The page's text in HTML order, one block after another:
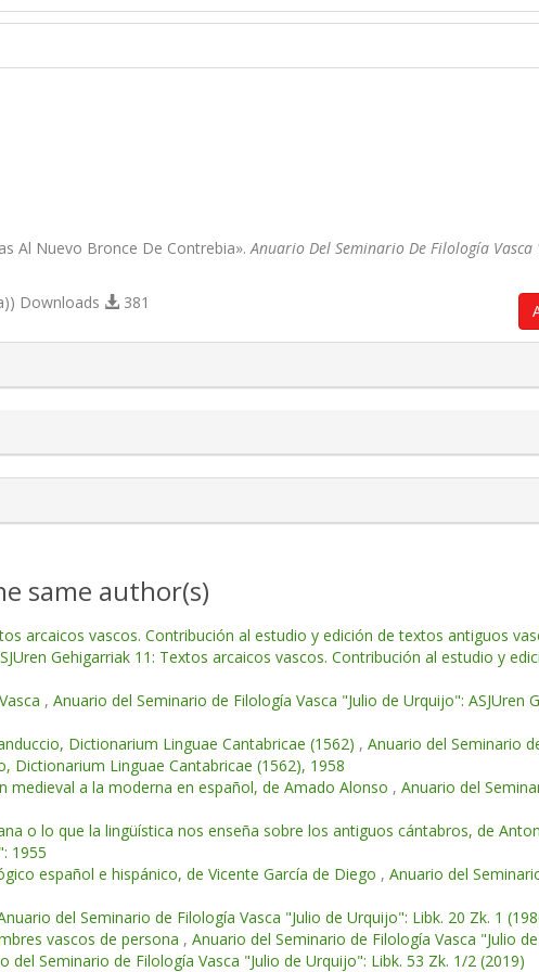
Al Nuevo Bronce De Contrebia».Anuario Del Seminario De Filología
Downloads 381
same author(s)
arcaicos vascos. Contribución al estudio y edición de textos antiguos
Gehigarriak 11: Textos arcaicos vascos. Contribución al estudio y
, Anuario del Seminario de Filología Vasca "Julio de Urquijo": ASJUren
Dictionarium Linguae Cantabricae (1562) , Anuario del Seminario
Dictionarium Linguae Cantabricae (1562), 1958
medieval a la moderna en español, de Amado Alonso , Anuario del
o lo que la lingüística nos enseña sobre los antiguos cántabros, de
1955
español e hispánico, de Vicente García de Diego , Anuario del
del Seminario de Filología Vasca "Julio de Urquijo": Libk. 20 Zk. 1
vascos de persona , Anuario del Seminario de Filología Vasca "Julio
del Seminario de Filología Vasca "Julio de Urquijo": Libk. 53 Zk. 1/2 (2019)